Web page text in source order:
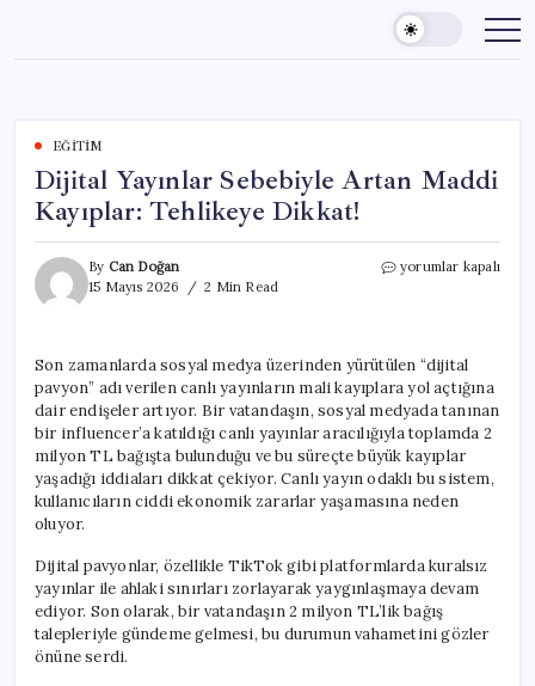
content
EĞITIM
Dijital Yayınlar Sebebiyle Artan Maddi
Kayıplar: Tehlikeye Dikkat!
By Can Doğan
15 Mayıs 2026
2 Min Read
Dijital
Kayıplar:
Tehlikeye
Dikkat!
için
yorumlar kapalı
Son zamanlarda sosyal medya üzerinden yürütülen “dijital
pavyon” adı verilen canlı yayınların mali kayıplara yol açtığına
dair endişeler artıyor. Bir vatandaşın, sosyal medyada tanınan
bir influencer’a katıldığı canlı yayınlar aracılığıyla toplamda 2
milyon TL bağışta bulunduğu ve bu süreçte büyük kayıplar
yaşadığı iddiaları dikkat çekiyor. Canlı yayın odaklı bu sistem,
kullanıcıların ciddi ekonomik zararlar yaşamasına neden
oluyor.
Dijital pavyonlar, özellikle TikTok gibi platformlarda kuralsız
yayınlar ile ahlaki sınırları zorlayarak yaygınlaşmaya devam
ediyor. Son olarak, bir vatandaşın 2 milyon TL’lik bağış
talepleriyle gündeme gelmesi, bu durumun vahametini gözler
önüne serdi.